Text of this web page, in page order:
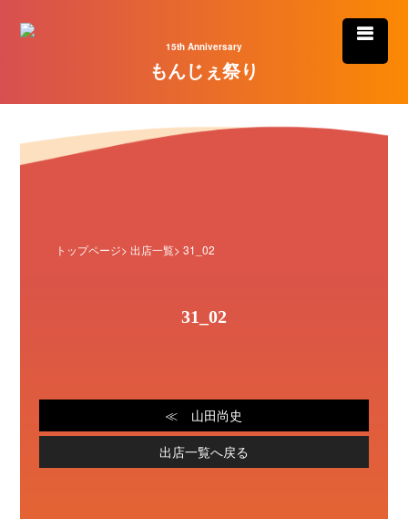
15th Anniversary
もんじぇ祭り
トップページ> 出店一覧> 31_02
31_02
山田尚史
出店一覧へ戻る